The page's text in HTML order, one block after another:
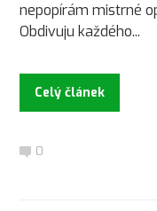
nepopírám mistrné
Obdivuju každého...
Celý článek
0